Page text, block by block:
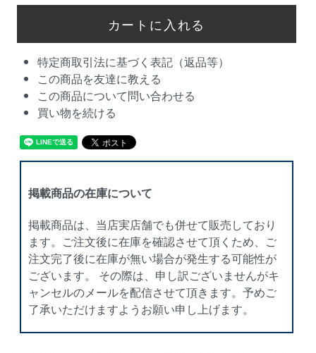
特定商取引法に基づく表記（返品等）
この商品を友達に教える
この商品について問い合わせる
買い物を続ける
掲載商品の在庫について
掲載商品は、当店実店舗でも併せて販売しており
ます。ご注文後に在庫を確認させて頂くため、ご
注文完了後に在庫が無い場合が発生する可能性が
ございます。 その際は、申し訳ございませんがキ
ャンセルのメールを配信させて頂きます。予めご
了承いただけますようお願い申し上げます。